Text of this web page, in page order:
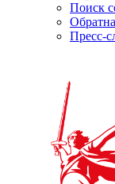
Поиск
Пресс-